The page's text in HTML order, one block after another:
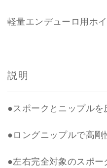
軽量エンデューロ用ホ
説明
●スポークとニップル
●ロングニップルで高剛
●左右完全対象のスポー